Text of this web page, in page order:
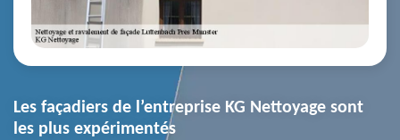
Les façadiers de l’entreprise KG Nettoyage sont
les plus expérimentés